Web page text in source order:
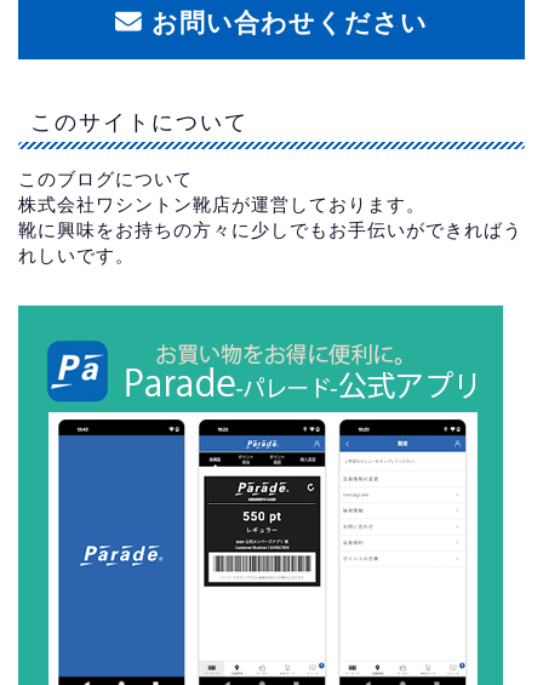
お問い合わせください
このサイトについて
このブログについて
株式会社ワシントン靴店が運営しております。
靴に興味をお持ちの方々に少しでもお手伝いができればう
れしいです。